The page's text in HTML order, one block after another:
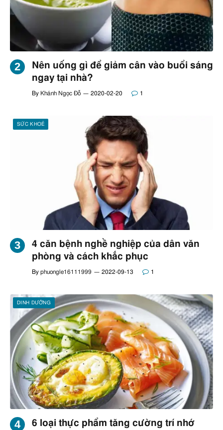
Nên uống gì để giảm cân vào buổi sáng
ngay tại nhà?
By Khánh Ngọc Đỗ 2020-02-20 1
SỨC KHOẺ
4 căn bệnh nghề nghiệp của dân văn
phòng và cách khắc phục
By phuongle16111999 2022-09-13 1
DINH DƯỠNG
6 loại thực phẩm tăng cường trí nhớ